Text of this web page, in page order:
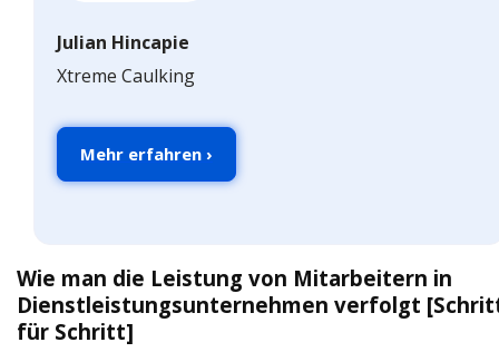
Julian Hincapie
Xtreme Caulking
Mehr erfahren ›
Wie man die Leistung von Mitarbeitern in
Dienstleistungsunternehmen verfolgt
für Schritt]